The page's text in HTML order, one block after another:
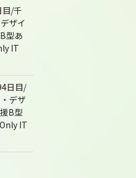
/千
ザイ
型あ
IT
日目/
デザ
B型
IT